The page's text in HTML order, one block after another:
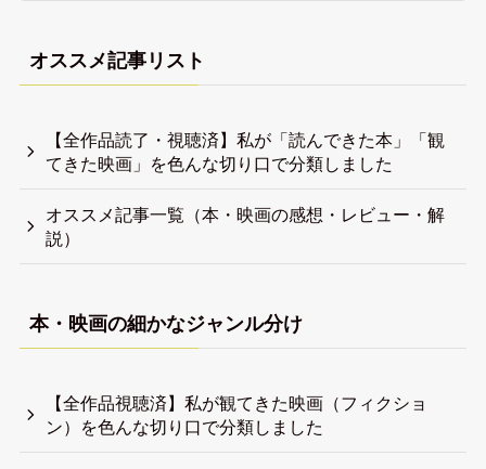
オススメ記事リスト
【全作品読了・視聴済】私が「読んできた本」「観
てきた映画」を色んな切り口で分類しました
オススメ記事一覧（本・映画の感想・レビュー・解
説）
本・映画の細かなジャンル分け
【全作品視聴済】私が観てきた映画（フィクショ
ン）を色んな切り口で分類しました